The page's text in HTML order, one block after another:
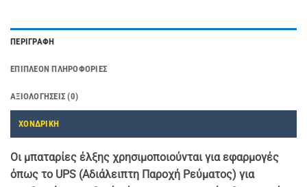
ΠΕΡΙΓΡΑΦΉ
ΕΠΙΠΛΈΟΝ ΠΛΗΡΟΦΟΡΊΕΣ
ΑΞΙΟΛΟΓΉΣΕΙΣ (0)
ΧΟΝΔΡΙΚΗ
Οι μπαταρίες έλξης χρησιμοποιούνται για εφαρμογές
όπως το UPS (Αδιάλειπτη Παροχή Ρεύματος) για